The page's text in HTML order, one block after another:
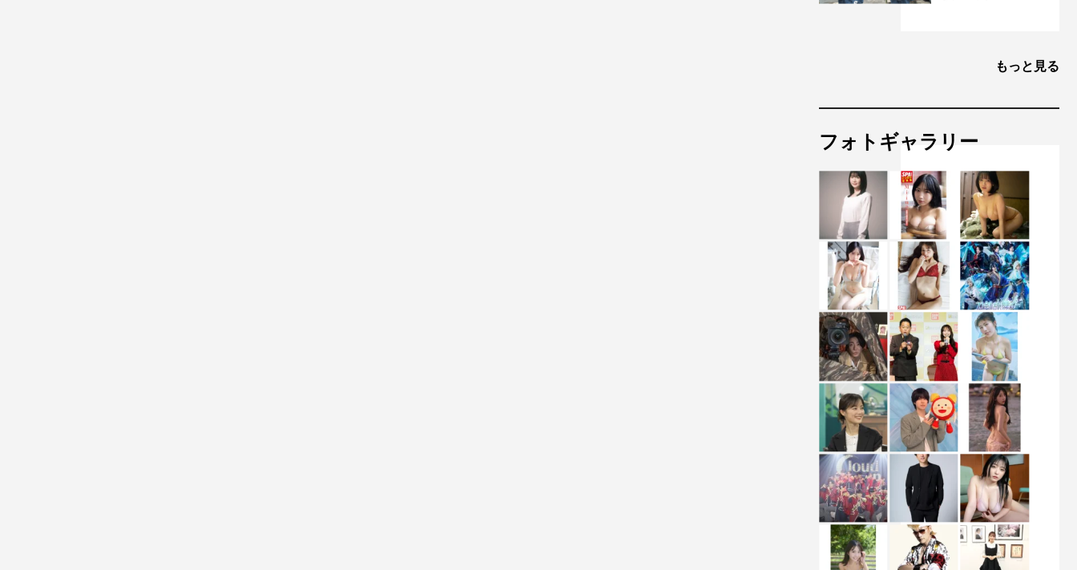
もっと見る
フォトギャラリー